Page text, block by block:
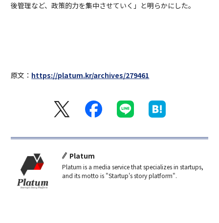
後管理など、政策的力を集中させていく」と明らかにした。
原文： https://platum.kr/archives/279461
Platum
Platum is a media service that specializes in startups,
and its motto is "Startup's story platform".